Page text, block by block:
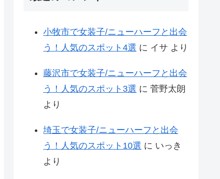
小牧市で女装子/ニューハーフと出会
う！人気のスポット4選 に イサ より
藤沢市で女装子/ニューハーフと出会
う！人気のスポット3選 に 菅野太朗
より
埼玉で女装子/ニューハーフと出会
う！人気のスポット10選 に いっき
より